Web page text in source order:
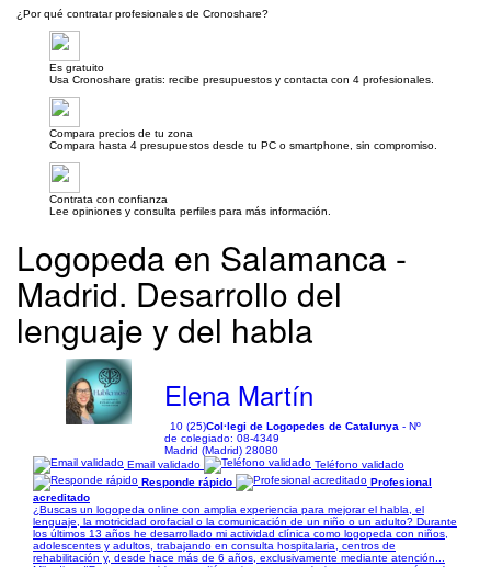
¿Por qué contratar profesionales de Cronoshare?
Es gratuito
Usa Cronoshare gratis: recibe presupuestos y contacta con 4 profesionales.
Compara precios de tu zona
Compara hasta 4 presupuestos desde tu PC o smartphone, sin compromiso.
Contrata con confianza
Lee opiniones y consulta perfiles para más información.
Logopeda en Salamanca -
Madrid. Desarrollo del
lenguaje y del habla
Elena Martín
10 (25)Col·legi de Logopedes de Catalunya - Nº
de colegiado: 08-4349
Madrid (Madrid) 28080
Email validado
Teléfono validado
Responde rápido
Profesional
acreditado
¿Buscas un logopeda online con amplia experiencia para mejorar el habla, el
lenguaje, la motricidad orofacial o la comunicación de un niño o un adulto? Durante
los últimos 13 años he desarrollado mi actividad clínica como logopeda con niños,
adolescentes y adultos, trabajando en consulta hospitalaria, centros de
rehabilitación y, desde hace más de 6 años, exclusivamente mediante atención...